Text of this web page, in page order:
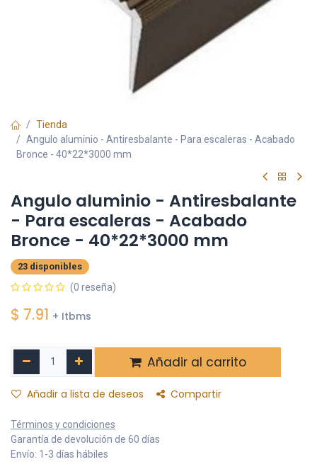
Tienda
Angulo aluminio - Antiresbalante - Para escaleras - Acabado
Bronce - 40*22*3000 mm
Angulo aluminio - Antiresbalante
- Para escaleras - Acabado
Bronce - 40*22*3000 mm
23 disponibles
(0 reseña)
$ 7.91 + Itbms
Añadir al carrito
Añadir a lista de deseos Compartir
Términos y condiciones
Garantía de devolución de 60 días
Envío: 1-3 días hábiles